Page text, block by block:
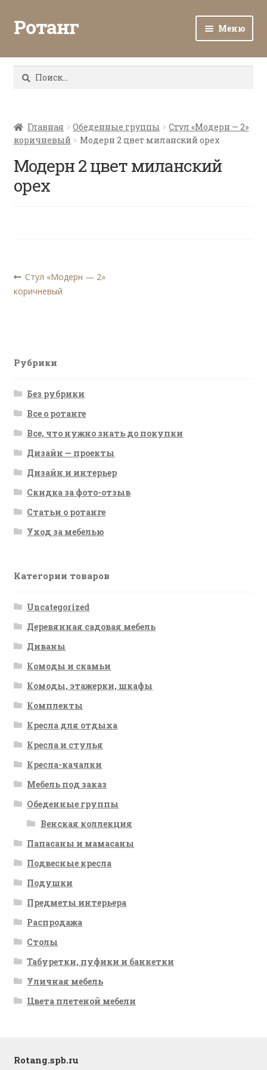
Ротанг Меню
Каталог
Все о ротанге
Ротанг оптом
Найти:
Главная Обеденные группы
Стул «Модерн — 2»
коричневый
Модерн 2 цвет миланский орех
Модерн 2 цвет миланский
орех
Навигация
по
Предыдущая
запись:
Стул «Модерн — 2»
коричневый
Рубрики
Без рубрики
Все о ротанге
Все, что нужно знать до покупки
Дизайн — проекты
Дизайн и интерьер
Скидка за фото-отзыв
Статьи о ротанге
Уход за мебелью
Категории товаров
Uncategorized
Деревянная садовая мебель
Диваны
Комоды и скамьи
Комоды, этажерки, шкафы
Комплекты
Кресла для отдыха
Кресла и стулья
Кресла-качалки
Мебель под заказ
Обеденные группы
Венская коллекция
Папасаны и мамасаны
Подвесные кресла
Подушки
Предметы интерьера
Распродажа
Столы
Табуретки, пуфики и банкетки
Уличная мебель
Цвета плетеной мебели
Rotang.spb.ru